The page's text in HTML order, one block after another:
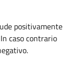
positivamente
caso contrario